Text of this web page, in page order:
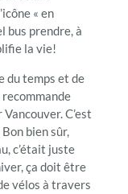
« en
bus prendre, à
la vie!
du temps et de
recommande
C’est
bien sûr,
c’était juste
ça doit être
vélos à travers